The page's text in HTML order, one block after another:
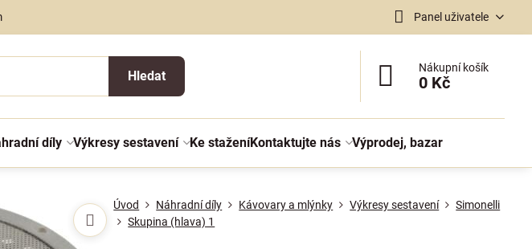
Panel uživatele
Hledat
Nákupní košík
0 Kč
díly Výkresy sestavení Ke staženíKontaktujte nás Výprodej, bazar
Úvod Náhradní díly Kávovary a mlýnky Výkresy sestavení
Simonelli
Skupina (hlava) 1